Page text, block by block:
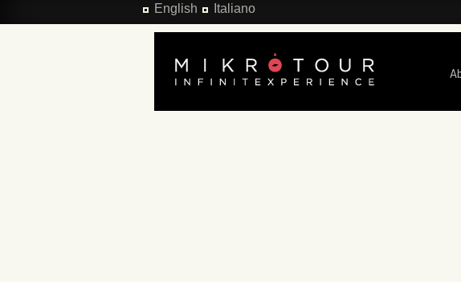
Salta al contenuto principaleEnglish Italiano